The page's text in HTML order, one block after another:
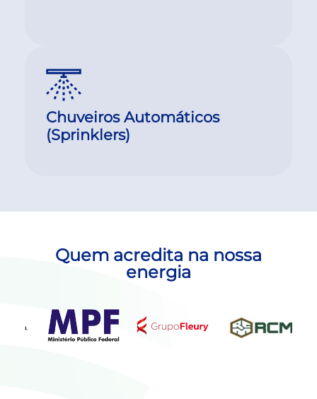
Chuveiros Automáticos
(Sprinklers)
Quem acredita na nossa
energia